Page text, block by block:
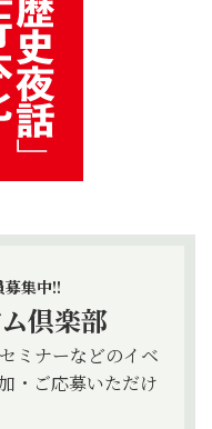
募集中!!
倶楽部
ミナーなどのイベ
・ご応募いただけ